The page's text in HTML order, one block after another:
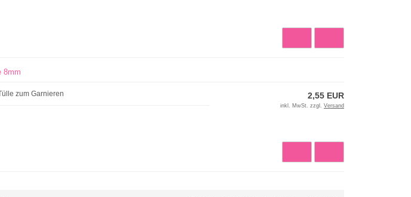
8mm
zum Garnieren 2,55 EUR
inkl. MwSt. zzgl. Versand